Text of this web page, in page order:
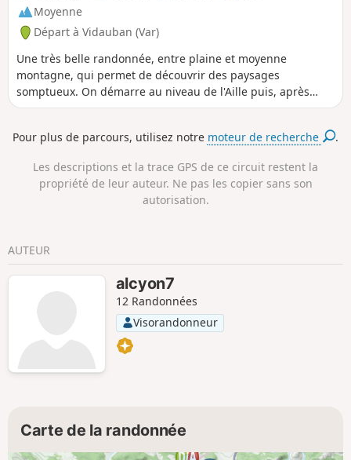
Moyenne
Départ à Vidauban (Var)
Une très belle randonnée, entre plaine et moyenne
montagne, qui permet de découvrir des paysages
somptueux. On démarre au niveau de l'Aille puis, après
quelques kilomètres, on attaque une première montée de 3
morceau : une montée d'environ 6 kilomètres qui démarre
piste caillouteuse.
Pour plus de parcours, utilisez notre moteur de recherche .
Les descriptions et la trace GPS de ce circuit restent la
propriété de leur auteur. Ne pas les copier sans son
autorisation.
AUTEUR
alcyon7
12 Randonnées
Visorandonneur
Carte de la randonnée